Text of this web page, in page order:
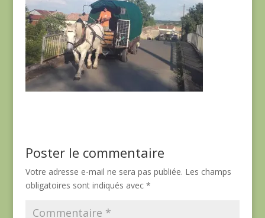
Poster le commentaire
Votre adresse e-mail ne sera pas publiée. Les champs
obligatoires sont indiqués avec *